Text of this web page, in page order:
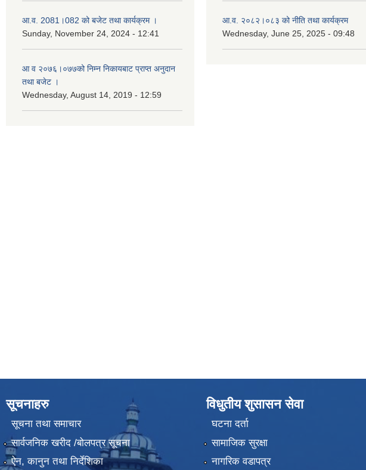
आ.व. 2081।082 को बजेट तथा कार्यक्रम ।
Sunday, November 24, 2024 - 12:41
आ‌ व २०७६।०७७को निम्न निकायबाट प्राप्त अनुदान
तथा बजेट ।
Wednesday, August 14, 2019 - 12:59
आ.व. २०८२।०८३ को नीति तथा कार्यक्रम
Wednesday, June 25, 2025 - 09:48
सूचनाहरु
सूचना तथा समाचार
सार्वजनिक खरीद /बोलपत्र सूचना
ऐन, कानुन तथा निर्देशिका
विधुतीय शुसासन सेवा
घटना दर्ता
सामाजिक सुरक्षा
नागरिक वडापत्र